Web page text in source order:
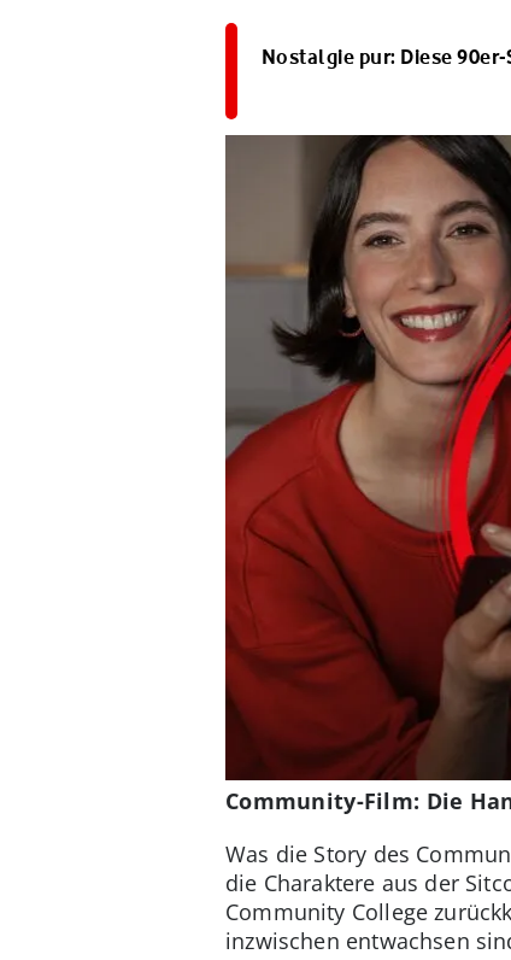
Nostalgie pur: Diese
Community-Film: Die
Was die Story des
die Charaktere aus der
Community College
inzwischen entwachsen